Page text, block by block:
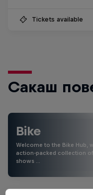
Tickets available
Сакаш
Bike
Welcome to the Bike Hub,
action-packed collection of
shows …